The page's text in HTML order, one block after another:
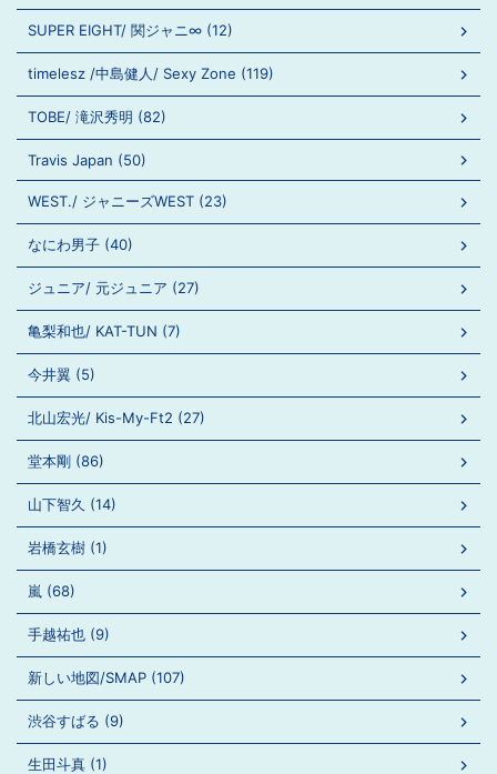
SUPER EIGHT/ 関ジャニ∞ (12)
timelesz /中島健人/ Sexy Zone (119)
TOBE/ 滝沢秀明 (82)
Travis Japan (50)
WEST./ ジャニーズWEST (23)
なにわ男子 (40)
ジュニア/ 元ジュニア (27)
亀梨和也/ KAT-TUN (7)
今井翼 (5)
北山宏光/ Kis-My-Ft2 (27)
堂本剛 (86)
山下智久 (14)
岩橋玄樹 (1)
嵐 (68)
手越祐也 (9)
新しい地図/SMAP (107)
渋谷すばる (9)
生田斗真 (1)